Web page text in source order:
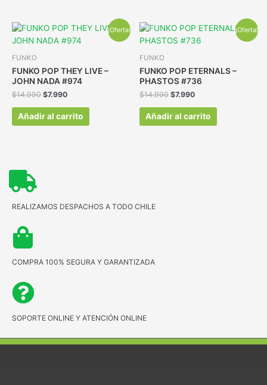
¡Oferta!
FUNKO
FUNKO POP THEY LIVE –
JOHN NADA #974
$14.990 $7.990
Añadir al carrito
¡Oferta!
FUNKO
FUNKO POP ETERNALS –
PHASTOS #736
$14.990 $7.990
Añadir al carrito
REALIZAMOS DESPACHOS A TODO CHILE
COMPRA 100% SEGURA Y GARANTIZADA
SOPORTE ONLINE Y ATENCIÓN ONLINE